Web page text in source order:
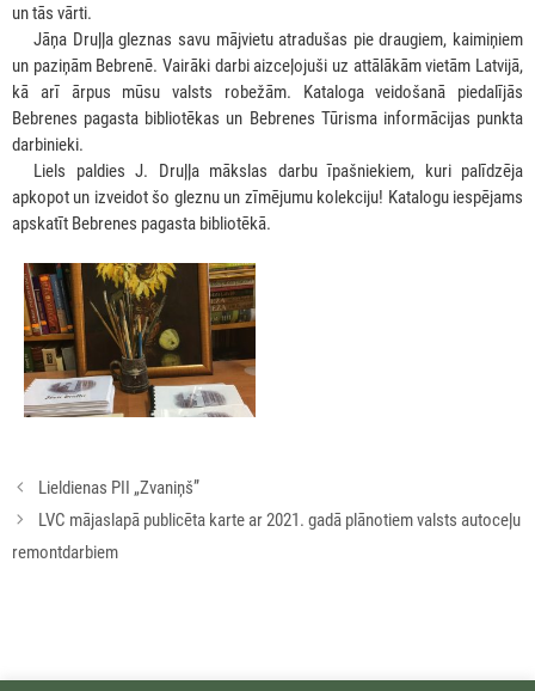
un tās vārti.
Jāņa Druļļa gleznas savu mājvietu atradušas pie draugiem, kaimiņiem
un paziņām Bebrenē. Vairāki darbi aizceļojuši uz attālākām vietām Latvijā,
kā arī ārpus mūsu valsts robežām. Kataloga veidošanā piedalījās
Bebrenes pagasta bibliotēkas un Bebrenes Tūrisma informācijas punkta
darbinieki.
Liels paldies J. Druļļa mākslas darbu īpašniekiem, kuri palīdzēja
apkopot un izveidot šo gleznu un zīmējumu kolekciju! Katalogu iespējams
apskatīt Bebrenes pagasta bibliotēkā.
Rakstu
navigācija
Lieldienas PII „Zvaniņš”
LVC mājaslapā publicēta karte ar 2021. gadā plānotiem valsts autoceļu
remontdarbiem